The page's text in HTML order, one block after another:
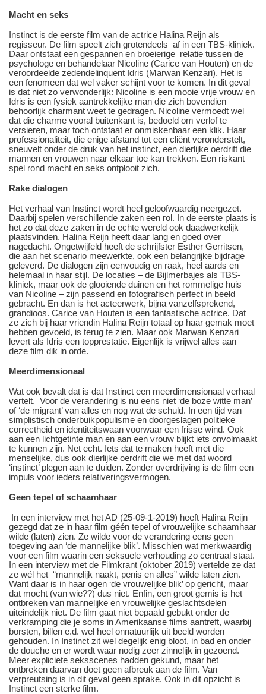
Macht en seks
Instinct is de eerste film van de actrice Halina Reijn als
regisseur. De film speelt zich grotendeels af in een TBS-kliniek.
Daar ontstaat een gespannen en broeierige relatie tussen de
psychologe en behandelaar Nicoline (Carice van Houten) en de
veroordeelde zedendelinquent Idris (Marwan Kenzari). Het is
een fenomeen dat wel vaker schijnt voor te komen. In dit geval
is dat niet zo verwonderlijk: Nicoline is een mooie vrije vrouw en
Idris is een fysiek aantrekkelijke man die zich bovendien
behoorlijk charmant weet te gedragen. Nicoline vermoedt wel
dat die charme vooral buitenkant is, bedoeld om verlof te
versieren, maar toch ontstaat er onmiskenbaar een klik. Haar
professionaliteit, die enige afstand tot een cliënt veronderstelt,
sneuvelt onder de druk van het instinct, een dierlijke oerdrift die
mannen en vrouwen naar elkaar toe kan trekken. Een riskant
spel rond macht en seks ontplooit zich.
Rake dialogen
Het verhaal van Instinct wordt heel geloofwaardig neergezet.
Daarbij spelen verschillende zaken een rol. In de eerste plaats is
het zo dat deze zaken in de echte wereld ook daadwerkelijk
plaatsvinden. Halina Reijn heeft daar lang en goed over
nagedacht. Ongetwijfeld heeft de schrijfster Esther Gerritsen,
die aan het scenario meewerkte, ook een belangrijke bijdrage
geleverd. De dialogen zijn eenvoudig en raak, heel aards en
helemaal in haar stijl. De locaties – de Bijlmerbajes als TBS-
kliniek, maar ook de glooiende duinen en het rommelige huis
van Nicoline – zijn passend en fotografisch perfect in beeld
gebracht. En dan is het acteerwerk, bijna vanzelfsprekend,
grandioos. Carice van Houten is een fantastische actrice. Dat
ze zich bij haar vriendin Halina Reijn totaal op haar gemak moet
hebben gevoeld, is terug te zien. Maar ook Marwan Kenzari
levert als Idris een topprestatie. Eigenlijk is vrijwel alles aan
deze film dik in orde.
Meerdimensionaal
Wat ook bevalt dat is dat Instinct een meerdimensionaal verhaal
vertelt. Voor de verandering is nu eens niet ‘de boze witte man’
of ‘de migrant’ van alles en nog wat de schuld. In een tijd van
simplistisch onderbuikpopulisme en doorgeslagen politieke
correctheid en identiteitswaan voorwaar een frisse wind. Ook
aan een lichtgetinte man en aan een vrouw blijkt iets onvolmaakt
te kunnen zijn. Net echt. Iets dat te maken heeft met die
menselijke, dus ook dierlijke oerdrift die we met dat woord
‘instinct’ plegen aan te duiden. Zonder overdrijving is de film een
impuls voor ieders relativeringsvermogen.
Geen tepel of schaamhaar
In een interview met het AD (25-09-1-2019) heeft Halina Reijn
gezegd dat ze in haar film géén tepel of vrouwelijke schaamhaar
wilde (laten) zien. Ze wilde voor de verandering eens geen
toegeving aan ‘de mannelijke blik’. Misschien wat merkwaardig
voor een film waarin een seksuele verhouding zo centraal staat.
In een interview met de Filmkrant (oktober 2019) vertelde ze dat
ze wél het “mannelijk naakt, penis en alles” wilde laten zien.
Want daar is in haar ogen ‘de vrouwelijke blik’ op gericht, maar
dat mocht (van wie??) dus niet. Enfin, een groot gemis is het
ontbreken van mannelijke en vrouwelijke geslachtsdelen
uiteindelijk niet. De film gaat niet bepaald gebukt onder de
verkramping die je soms in Amerikaanse films aantreft, waarbij
borsten, billen e.d. wel heel onnatuurlijk uit beeld worden
gehouden. In Instinct zit wel degelijk enig bloot, in bad en onder
de douche en er wordt waar nodig zeer zinnelijk in gezoend.
Meer expliciete seksscenes hadden gekund, maar het
ontbreken daarvan doet geen afbreuk aan de film. Van
verpreutsing is in dit geval geen sprake. Ook in dit opzicht is
Instinct een sterke film.